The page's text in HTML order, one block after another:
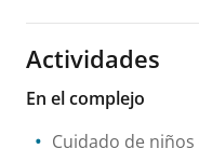
Actividades
En el complejo
Cuidado de niños